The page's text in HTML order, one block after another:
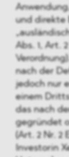
und direkte
Abs. 1, Art.
nach der
jedoch nur
einem
das nach
gegründet
(Art. 2 Nr. 2
Investorin